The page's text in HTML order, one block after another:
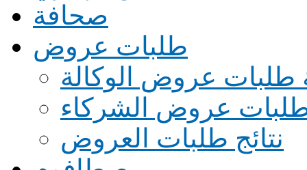
صحافة
طلبات عروض
طلبات عروض الوكالة
طلبات عروض الشركاء
نتائج طلبات العروض